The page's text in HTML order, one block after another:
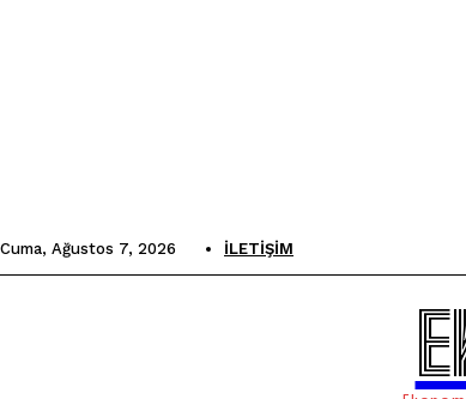
Cuma, Ağustos 7, 2026 İLETIŞIM